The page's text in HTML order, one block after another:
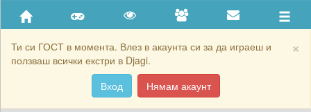
×
Ти си ГОСТ в момента. Влез в акаунта си за да играеш и
ползваш всички екстри в Djagi.
Вход
Нямам акаунт
Приятели
Хронология на игри